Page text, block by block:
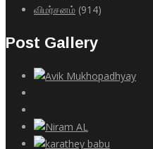
விமர்சனம் (914)
Post Gallery